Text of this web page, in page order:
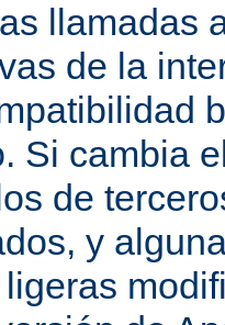
llamadas
de la
Si cambia
de
y